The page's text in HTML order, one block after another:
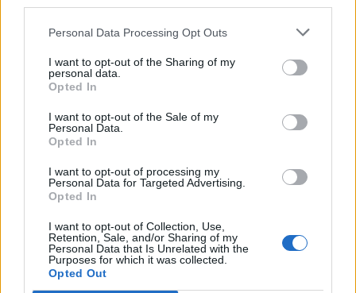
Personal Data Processing Opt Outs
I want to opt-out of the Sharing of my
personal data.
Opted In
I want to opt-out of the Sale of my
Personal Data.
Opted In
I want to opt-out of processing my
Personal Data for Targeted Advertising.
Opted In
I want to opt-out of Collection, Use,
Retention, Sale, and/or Sharing of my
Personal Data that Is Unrelated with the
Purposes for which it was collected.
Opted Out
bohater utworu otrzymuje od władz opozycji
rozkaz samospalenia się i poświęcenia
swojego życia w imię zwrócenia uwagi na
sytuację kraju i w ramach protestu przeciwko
władzy. Oznacza to, że świat bohatera
kończy się, panuje w nim chaos, jest to dla
Apokalipsa jest w tym utworze zapowiedzią
końca świata, który nie jest w stanie
funkcjonować pod totalitarnymi rządami. Ze
względu na charakter panującej władzy w